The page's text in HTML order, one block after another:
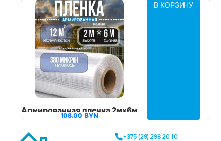
Армированная пленка 2мх6м
108.00 BYN
В КОРЗИНУ
+375 (29) 298 20 10